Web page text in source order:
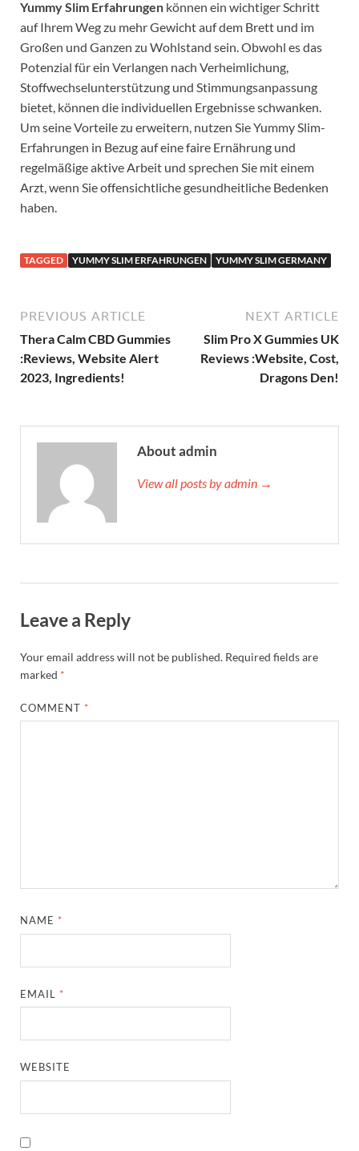
Yummy Slim Erfahrungen können ein wichtiger Schritt
auf Ihrem Weg zu mehr Gewicht auf dem Brett und im
Großen und Ganzen zu Wohlstand sein. Obwohl es das
Potenzial für ein Verlangen nach Verheimlichung,
Stoffwechselunterstützung und Stimmungsanpassung
bietet, können die individuellen Ergebnisse schwanken.
Um seine Vorteile zu erweitern, nutzen Sie Yummy Slim-
Erfahrungen in Bezug auf eine faire Ernährung und
regelmäßige aktive Arbeit und sprechen Sie mit einem
Arzt, wenn Sie offensichtliche gesundheitliche Bedenken
haben.
TAGGED YUMMY SLIM ERFAHRUNGEN YUMMY SLIM GERMANY
PREVIOUS ARTICLE
Thera Calm CBD Gummies
:Reviews, Website Alert
2023, Ingredients!
NEXT ARTICLE
Slim Pro X Gummies UK
Reviews :Website, Cost,
Dragons Den!
About admin
View all posts by admin →
Leave a Reply
Your email address will not be published. Required fields are
marked *
COMMENT *
NAME *
EMAIL *
WEBSITE